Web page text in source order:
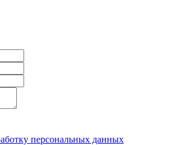
персональных данных